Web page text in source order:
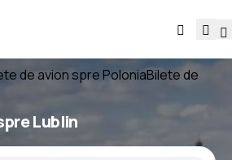
de avion spre PoloniaBilete de
Lublin